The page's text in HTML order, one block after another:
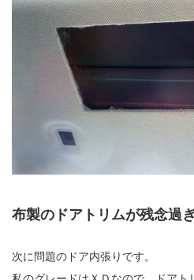
布製のドアトリムが残念過
次に問題のドア内張りです。